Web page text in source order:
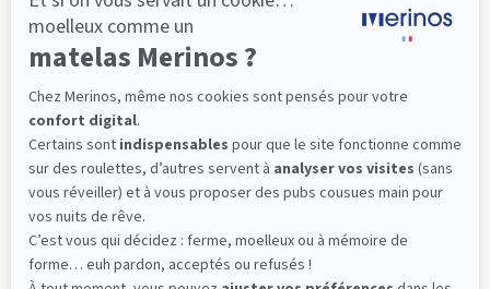
Fabrication Française
101 nuits d'essai*